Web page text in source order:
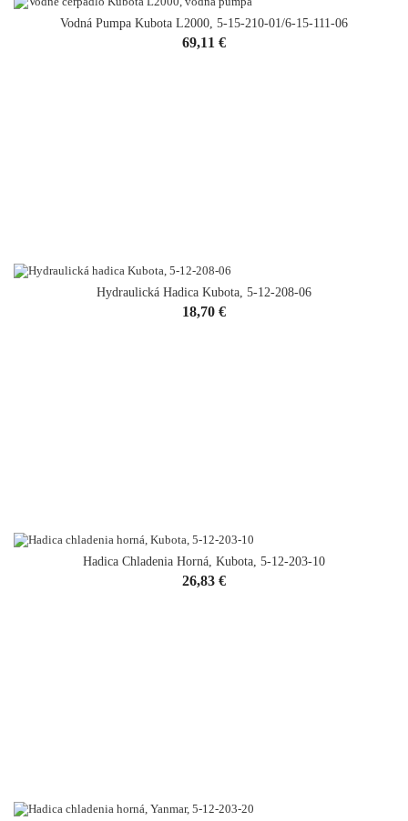
Vodná Pumpa Kubota L2000, 5-15-210-01/6-15-111-06
Cena
69,11 €
Hydraulická Hadica Kubota, 5-12-208-06
Cena
18,70 €
Hadica Chladenia Horná, Kubota, 5-12-203-10
Cena
26,83 €